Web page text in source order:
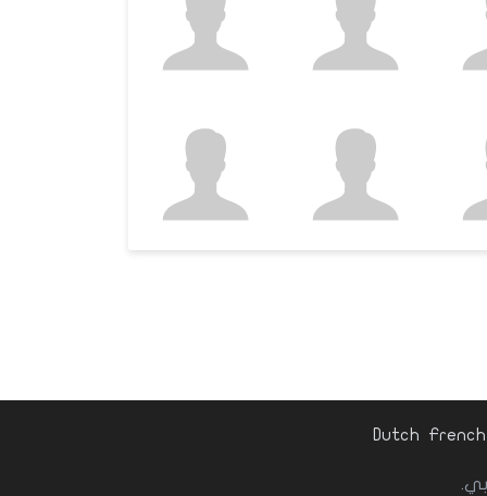
French
Dutch